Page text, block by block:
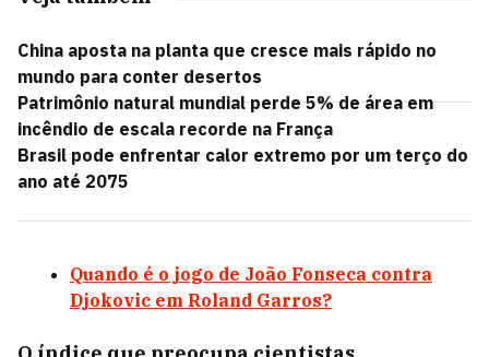
China aposta na planta que cresce mais rápido no
mundo para conter desertos
Patrimônio natural mundial perde 5% de área em
incêndio de escala recorde na França
Brasil pode enfrentar calor extremo por um terço do
ano até 2075
Quando é o jogo de João Fonseca contra
Djokovic em Roland Garros?